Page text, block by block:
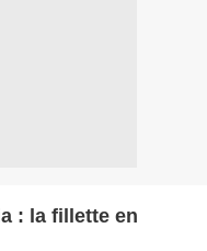
: la fillette en